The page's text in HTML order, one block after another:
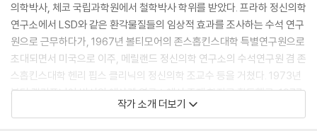
의학박사, 체코 국립과학원에서 철학박사 학위를 받았다. 프라하 정신의학
연구소에서 LSD와 같은 환각물질들의 임상적 효과를 조사하는 수석 연구
원으로 근무하다가, 1967년 볼티모어의 존스홉킨스대학 특별연구원으로
초대되면서 미국으로 이주, 메릴랜드 정신의학 연구소의 수석연구원 겸 존
스홉킨스대학 헨리 핍스 클리닉의 정신의학 조교수 등을 거쳤다. 1973년
부터 캘리포니아 빅서의 에살렌 연구소에서 주재 학자로 활동했고, 1977
년에는 국제 초개아 협회(ITA: International Transpersonal Associa
작가 소개 더보기